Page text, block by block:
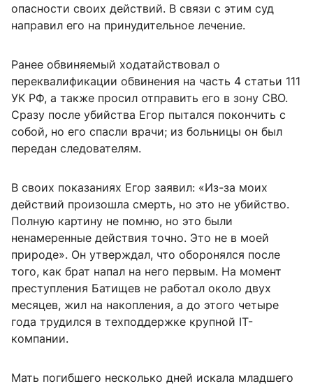
опасности своих действий. В связи с этим суд
направил его на принудительное лечение.
Ранее обвиняемый ходатайствовал о
переквалификации обвинения на часть 4 статьи 111
УК РФ, а также просил отправить его в зону СВО.
Сразу после убийства Егор пытался покончить с
собой, но его спасли врачи; из больницы он был
передан следователям.
В своих показаниях Егор заявил: «Из-за моих
действий произошла смерть, но это не убийство.
Полную картину не помню, но это были
ненамеренные действия точно. Это не в моей
природе». Он утверждал, что оборонялся после
того, как брат напал на него первым. На момент
преступления Батищев не работал около двух
месяцев, жил на накопления, а до этого четыре
года трудился в техподдержке крупной IT-
компании.
Мать погибшего несколько дней искала младшего